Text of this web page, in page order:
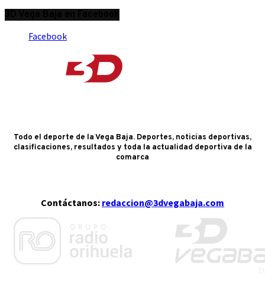
Facebook
Todo el deporte de la Vega Baja. Deportes, noticias deportivas,
clasificaciones, resultados y toda la actualidad deportiva de la
comarca
Contáctanos: redaccion@3dvegabaja.com